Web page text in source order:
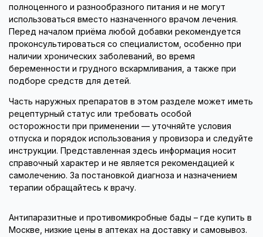
полноценного и разнообразного питания и не могут
использоваться вместо назначенного врачом лечения.
Перед началом приёма любой добавки рекомендуется
проконсультироваться со специалистом, особенно при
наличии хронических заболеваний, во время
беременности и грудного вскармливания, а также при
подборе средств для детей.
Часть наружных препаратов в этом разделе может иметь
рецептурный статус или требовать особой
осторожности при применении — уточняйте условия
отпуска и порядок использования у провизора и следуйте
инструкции. Представленная здесь информация носит
справочный характер и не является рекомендацией к
самолечению. За постановкой диагноза и назначением
терапии обращайтесь к врачу.
Антипаразитные и противомикробные бады – где купить в
Москве, низкие цены в аптеках на доставку и самовывоз.